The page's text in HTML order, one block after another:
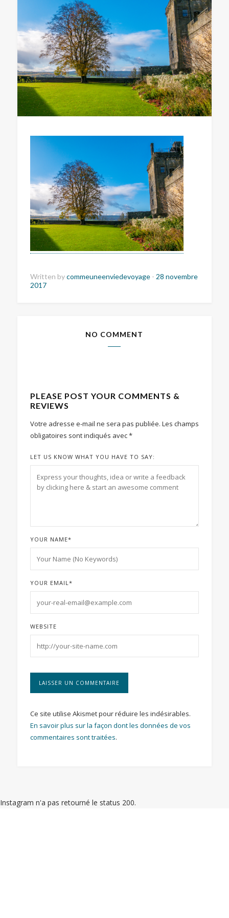
Written bycommeuneenviedevoyage - 28 novembre
2017
NO COMMENT
PLEASE POST YOUR COMMENTS &
REVIEWS
Votre adresse e-mail ne sera pas publiée. Les champs
obligatoires sont indiqués avec*
LET US KNOW WHAT YOU HAVE TO SAY:
YOUR NAME*
YOUR EMAIL*
WEBSITE
Ce site utilise Akismet pour réduire les indésirables.
En savoir plus sur la façon dont les données de vos
commentaires sont traitées.
Instagram n'a pas retourné le status 200.